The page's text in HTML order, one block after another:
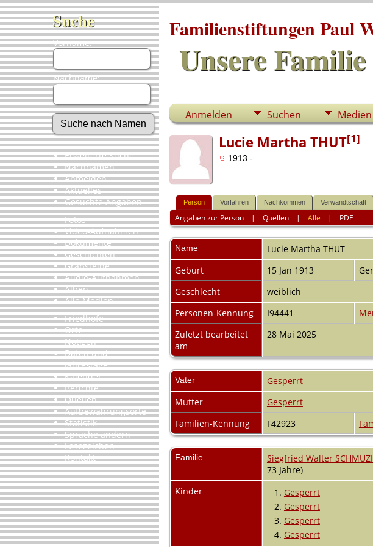
Suche
Vorname:
Nachname:
Erweiterte Suche
Nachnamen
Anmelden
Aktuelles
Gesuchte Angaben
Fotos
Video-Aufnahmen
Dokumente
Geschichten
Grabsteine
Audio-Aufnahmen
Alben
Alle Medien
Friedhöfe
Orte
Notizen
Daten und
Jahrestage
Kalender
Berichte
Quellen
Aufbewahrungsorte
Statistik
Sprache ändern
Lesezeichen
Kontakt
Familienstiftungen Paul
Unsere Familie
Anmelden Suchen Medien
Lucie Martha THUT[1]
1913 -
Person Vorfahren Nachkommen Verwandtschaft
Angaben zur Person |Quellen |Alle | PDF
Name Lucie Martha THUT
Geburt
15 Jan 1913
Geschlecht
weiblich
Personen-Kennung
I94441
Zuletzt bearbeitet
am
28 Mai 2025
Vater
Gesperrt
Mutter
Gesperrt
Familien-Kennung
F42923
Familie Siegfried Walter
73 Jahre)
Kinder
1. Gesperrt
2. Gesperrt
3. Gesperrt
4. Gesperrt